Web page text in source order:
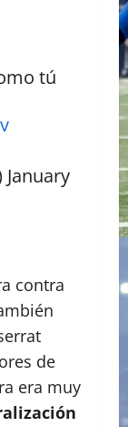
tú
January
contra
de
era muy